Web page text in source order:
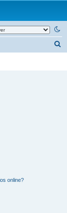
online?